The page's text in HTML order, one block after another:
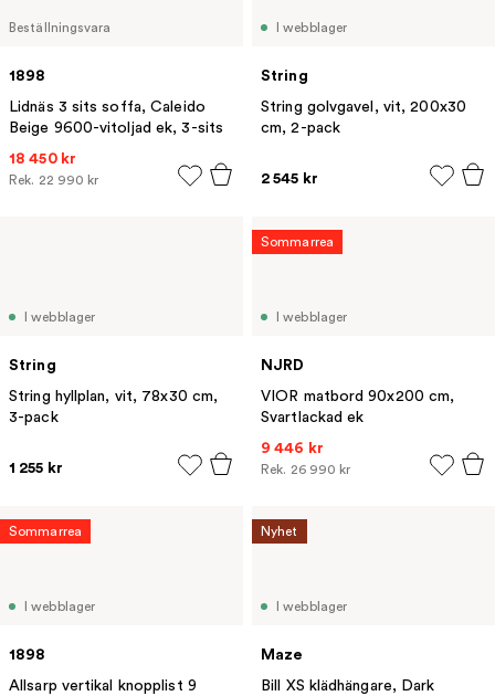
Beställningsvara
1898
Lidnäs 3 sits soffa, Caleido
Beige 9600-vitoljad ek, 3-sits
18 450 kr
Rek. 22 990 kr
I webblager
String
String golvgavel, vit, 200x30
cm, 2-pack
2 545 kr
I webblager
String
String hyllplan, vit, 78x30 cm,
3-pack
1 255 kr
I webblager
NJRD
VIOR matbord 90x200 cm,
Svartlackad ek
9 446 kr
Rek. 26 990 kr
Sommarrea
I webblager
1898
Allsarp vertikal knopplist 9
Sommarrea
I webblager
Maze
Bill XS klädhängare, Dark
Nyhet